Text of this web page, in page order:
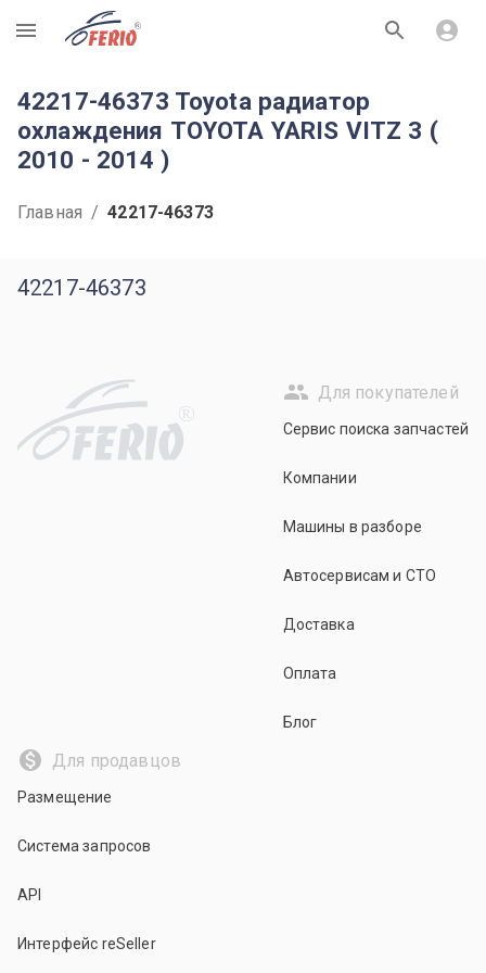
R
42217-46373 Toyota радиатор
охлаждения TOYOTA YARIS VITZ 3 (
2010 - 2014 )
Главная / 42217-46373
42217-46373
R
Для покупателей
Сервис поиска запчастей
Компании
Машины в разборе
Автосервисам и СТО
Доставка
Оплата
Блог
Для продавцов
Размещение
Система запросов
API
Интерфейс reSeller